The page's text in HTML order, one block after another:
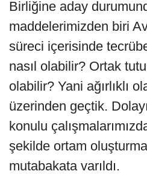
Birliğine aday
maddelerimizden biri
süreci içerisinde
nasıl olabilir? Ortak
olabilir? Yani ağırlıklı
üzerinden geçtik.
konulu
şekilde ortam
mutabakata varıldı.